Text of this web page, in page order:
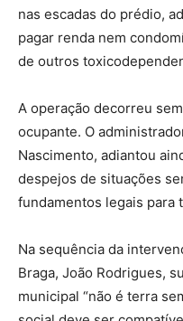
nas escadas do prédio,
pagar renda nem
de outros
A operação decorreu
ocupante. O
Nascimento, adiantou
despejos de situações
fundamentos legais para
Na sequência da
Braga, João Rodrigues,
municipal “não é terra